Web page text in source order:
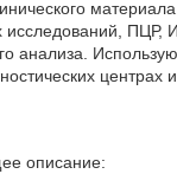
исследований, ПЦР,
анализа.
центрах
описание: